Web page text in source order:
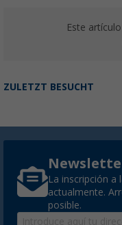
Este
ZULETZT BESUCHT
La inscripción a
actualmente.
posible.